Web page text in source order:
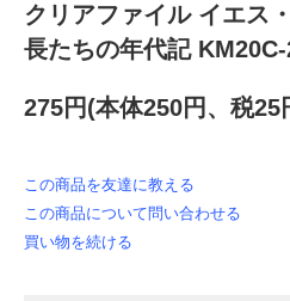
クリアファイル イエス
長たちの年代記
275円(本体250円、税25
この商品を友達に教える
この商品について問い合わせる
買い物を続ける